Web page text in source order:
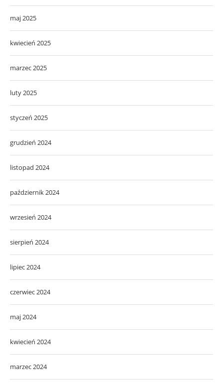
maj 2025
kwiecień 2025
marzec 2025
luty 2025
styczeń 2025
grudzień 2024
listopad 2024
październik 2024
wrzesień 2024
sierpień 2024
lipiec 2024
czerwiec 2024
maj 2024
kwiecień 2024
marzec 2024